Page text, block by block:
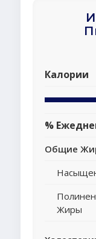
Калории
%
Общие
Жиры